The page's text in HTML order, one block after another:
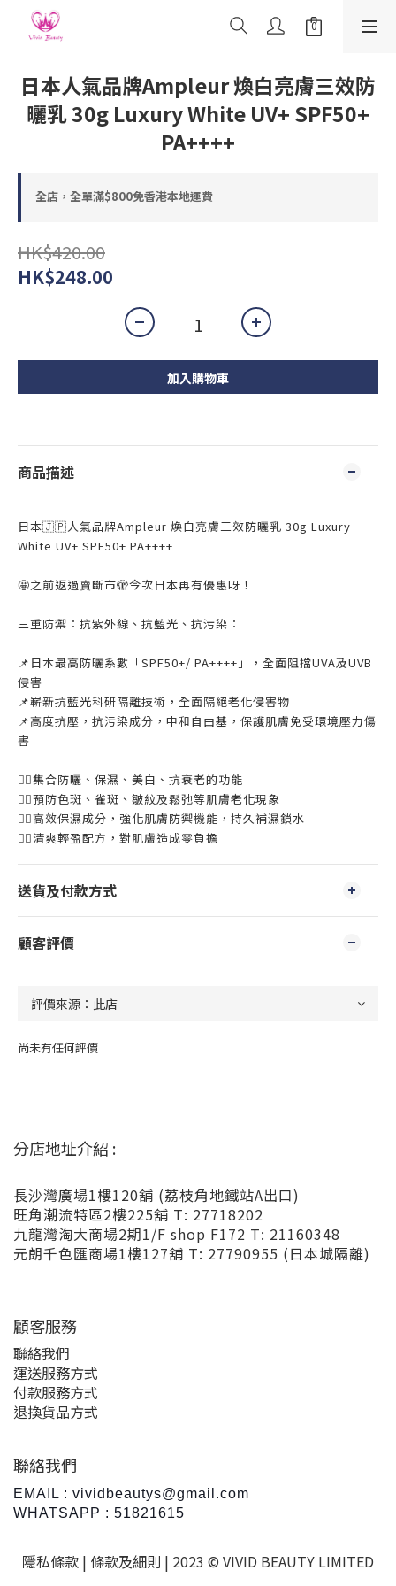
日本人氣品牌Ampleur 煥白亮膚三效防
曬乳 30g Luxury White UV+ SPF50+
PA++++
全店，全單滿$800免香港本地運費
HK$420.00
HK$248.00
加入購物車
商品描述
日本🇯🇵人氣品牌Ampleur 煥白亮膚三效防曬乳 30g Luxury
White UV+ SPF50+ PA++++
🤩之前返過賣斷市🫣今次日本再有優惠呀！
三重防禦：抗紫外線、抗藍光、抗污染：
📌日本最高防曬系數「SPF50+/ PA++++」，全面阻擋UVA及UVB
侵害
📌嶄新抗藍光科研隔離技術，全面隔絕老化侵害物
📌高度抗壓，抗污染成分，中和自由基，保護肌膚免受環境壓力傷
害
👍🏻集合防曬、保濕、美白、抗衰老的功能
👍🏻預防色斑、雀斑、皺紋及鬆弛等肌膚老化現象
👍🏻高效保濕成分，強化肌膚防禦機能，持久補濕鎖水
👍🏻清爽輕盈配方，對肌膚造成零負擔
送貨及付款方式
顧客評價
尚未有任何評價
分店地址介紹 :
長沙灣廣場1樓120舖 (荔枝角地鐵站A出口)
旺角潮流特區2樓225舖 T: 27718202
九龍灣淘大商場2期1/F shop F172 T: 21160348
元朗千色匯商場1樓127舖 T: 27790955 (日本城隔離)
顧客服務
聯絡我們
運送服務方式
付款服務方式
退換貨品方式
聯絡我們
EMAIL : vividbeautys@gmail.com
WHATSAPP : 51821615
隱私條款 | 條款及細則 | 2023 © VIVID BEAUTY LIMITED